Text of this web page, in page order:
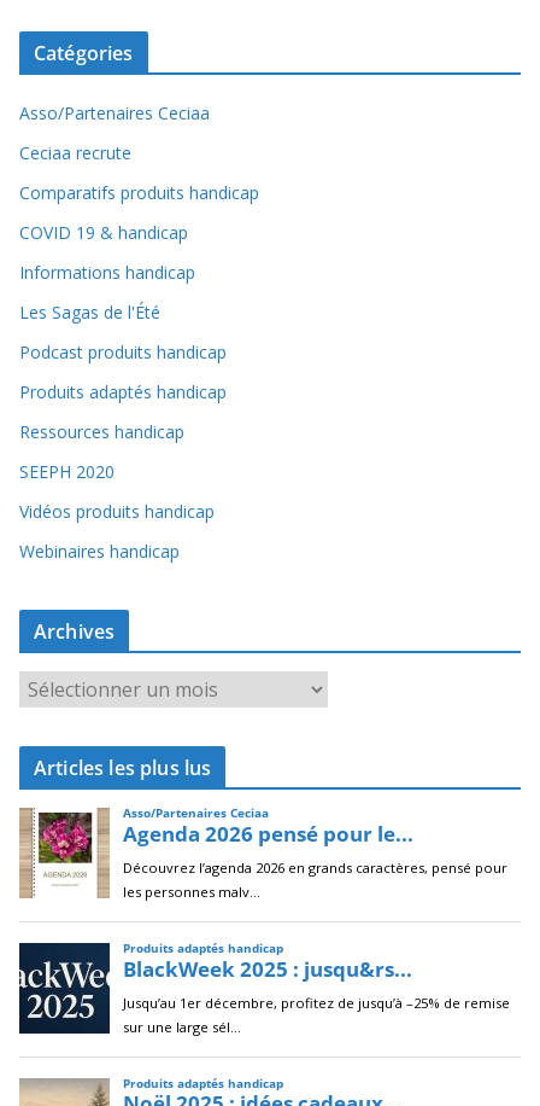
Catégories
Asso/Partenaires Ceciaa
Ceciaa recrute
Comparatifs produits handicap
COVID 19 & handicap
Informations handicap
Les Sagas de l'Été
Podcast produits handicap
Produits adaptés handicap
Ressources handicap
SEEPH 2020
Vidéos produits handicap
Webinaires handicap
Archives
c
i
v
e
s
Articles les plus lus